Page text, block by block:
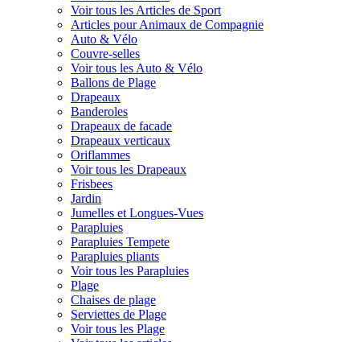
Voir tous les Articles de Sport
Articles pour Animaux de Compagnie
Auto & Vélo
Couvre-selles
Voir tous les Auto & Vélo
Ballons de Plage
Drapeaux
Banderoles
Drapeaux de facade
Drapeaux verticaux
Oriflammes
Voir tous les Drapeaux
Frisbees
Jardin
Jumelles et Longues-Vues
Parapluies
Parapluies Tempete
Parapluies pliants
Voir tous les Parapluies
Plage
Chaises de plage
Serviettes de Plage
Voir tous les Plage